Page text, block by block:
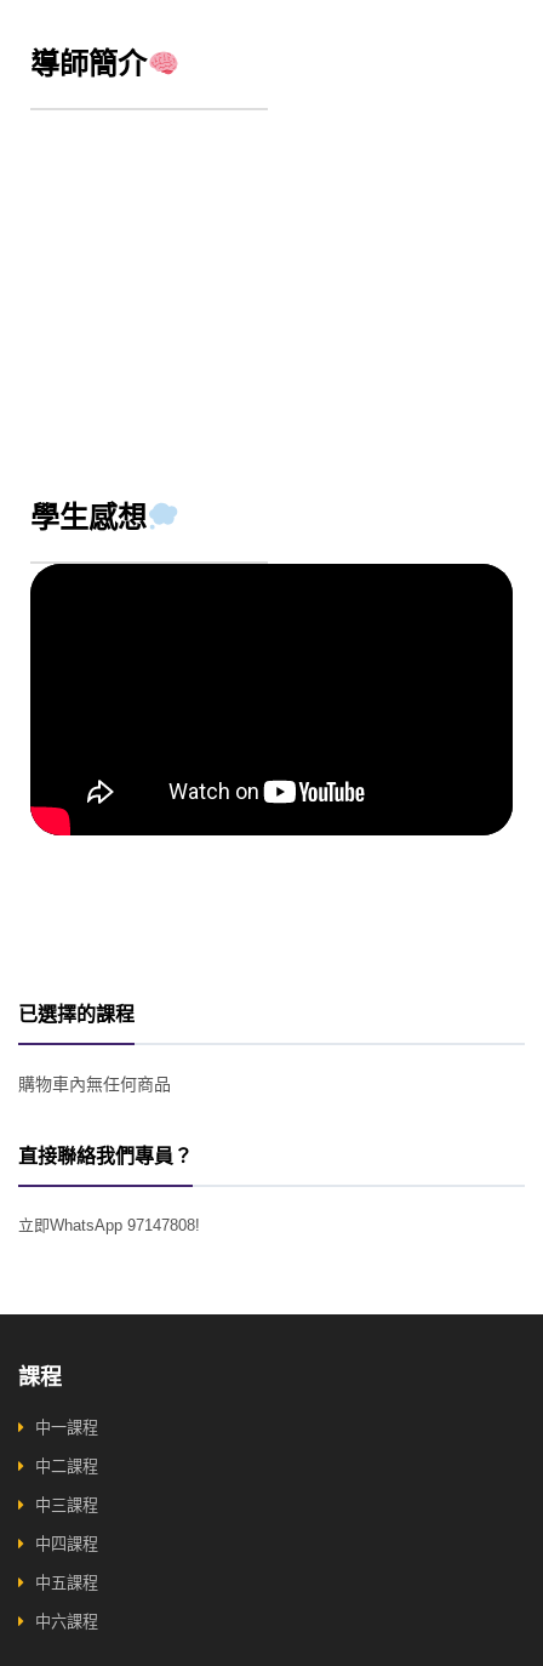
導師簡介​
學生感想​
已選擇的課程
購物車內無任何商品
直接聯絡我們專員？
立即WhatsApp 97147808!
課程
中一課程
中二課程
中三課程
中四課程
中五課程
中六課程